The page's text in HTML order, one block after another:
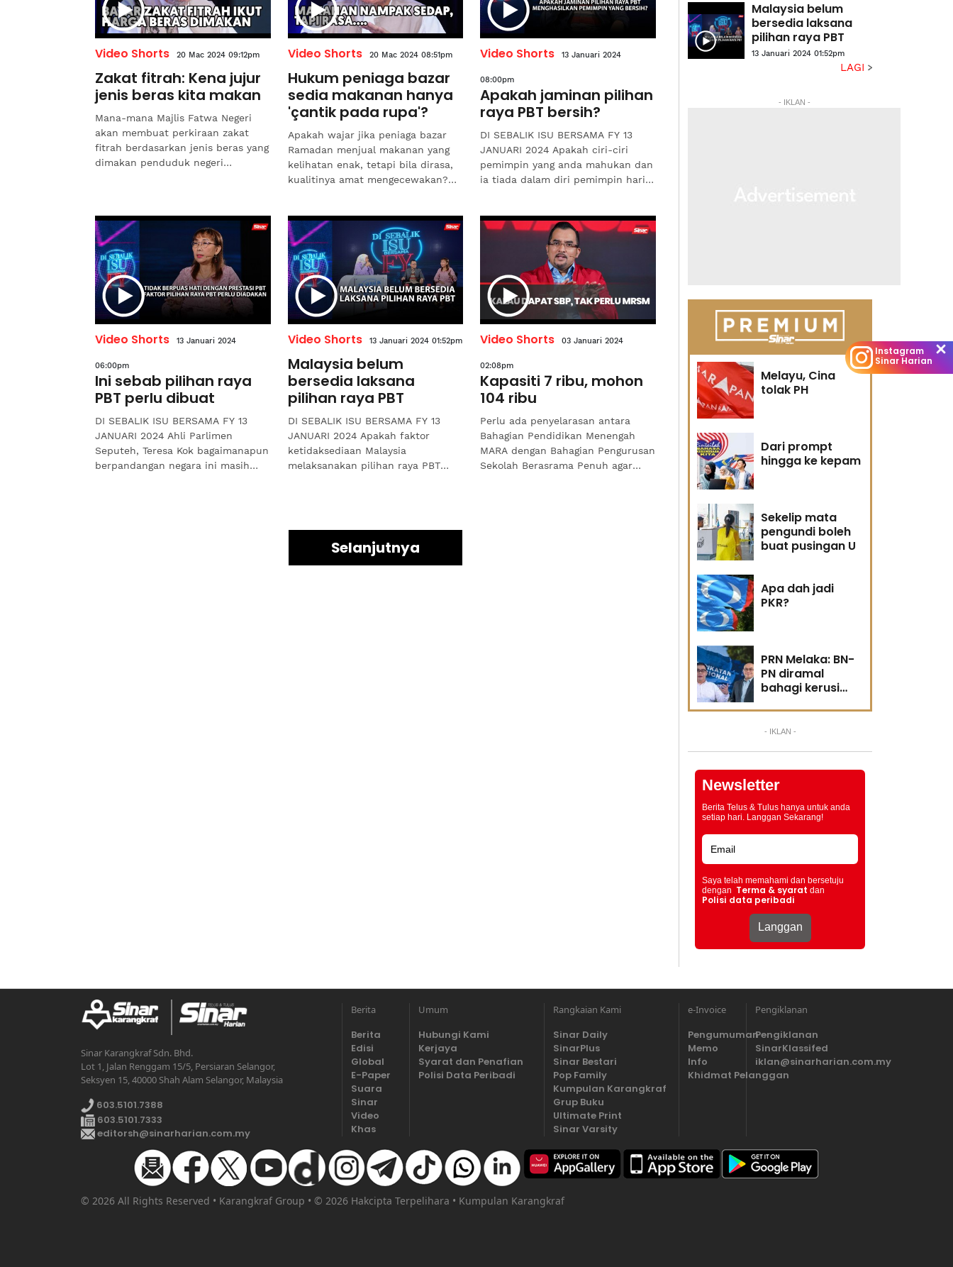
Video Shorts 20 Mac 2024 09:12pm
Zakat fitrah: Kena jujur
jenis beras kita makan
Mana-mana Majlis Fatwa Negeri
akan membuat perkiraan zakat
fitrah berdasarkan jenis beras yang
dimakan penduduk negeri
Video Shorts 20 Mac 2024 08:51pm
Hukum peniaga bazar
sedia makanan hanya
'çantik pada rupa'?
Apakah wajar jika peniaga bazar
Ramadan menjual makanan yang
kelihatan enak, tetapi bila dirasa,
kualitinya amat mengecewakan?
Video Shorts 13 Januari 2024
08:00pm
Apakah jaminan pilihan
raya PBT bersih?
DI SEBALIK ISU BERSAMA FY 13
JANUARI 2024 Apakah ciri-ciri
pemimpin yang anda mahukan dan
ia tiada dalam diri pemimpin hari
Video Shorts 13 Januari 2024
06:00pm
Ini sebab pilihan raya
PBT perlu dibuat
DI SEBALIK ISU BERSAMA FY 13
JANUARI 2024 Ahli Parlimen
Seputeh, Teresa Kok bagaimanapun
berpandangan negara ini masih
Video Shorts 13 Januari 2024 01:52pm
Malaysia belum
bersedia laksana
pilihan raya PBT
DI SEBALIK ISU BERSAMA FY 13
JANUARI 2024 Apakah faktor
ketidaksediaan Malaysia
melaksanakan pilihan raya PBT
Video Shorts 03 Januari 2024
02:08pm
Kapasiti 7 ribu, mohon
104 ribu
Perlu ada penyelarasan antara
Bahagian Pendidikan Menengah
MARA dengan Bahagian Pengurusan
Sekolah Berasrama Penuh agar
Selanjutnya
Malaysia belum
bersedia laksana
pilihan raya PBT
13 Januari 2024 01:52pm
LAGI
- IKLAN -
Melayu, Cina
tolak PH
Dari prompt
hingga ke kepam
Sekelip mata
pengundi boleh
buat pusingan U
Apa dah jadi
PKR?
PRN Melaka: BN-
PN diramal
bahagi kerusi
kekuatan
- IKLAN -
Newsletter
Berita Telus & Tulus hanya untuk anda
setiap hari. Langgan Sekarang!
Saya telah memahami dan bersetuju
dengan Terma & syarat dan
Polisi data peribadi
Sinar Karangkraf Sdn. Bhd.
Lot 1, Jalan Renggam 15/5, Persiaran Selangor,
Seksyen 15, 40000 Shah Alam Selangor, Malaysia
603.5101.7388
603.5101.7333
editorsh@sinarharian.com.my
Berita
Berita
Edisi
Global
E-Paper
Suara
Sinar
Video
Khas
Umum
Hubungi Kami
Kerjaya
Syarat dan Penafian
Polisi Data Peribadi
Rangkaian Kami
Sinar Daily
SinarPlus
Sinar Bestari
Pop Family
Kumpulan Karangkraf
Grup Buku
Ultimate Print
Sinar Varsity
e-Invoice
Pengumuman
Memo
Info
Khidmat Pelanggan
Pengiklanan
Pengiklanan
SinarKlassifed
iklan@sinarharian.com.my
Instagram
Sinar Harian
© 2026 All Rights Reserved • Karangkraf Group • © 2026 Hakcipta Terpelihara • Kumpulan Karangkraf